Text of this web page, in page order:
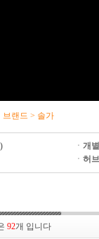
브랜드 > 솔가
ㆍ 개
ㆍ 허
92개 입니다